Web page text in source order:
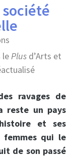
société
lePlus d’Arts et
ravages de
reste un pays
et ses
femmes qui le
de son passé